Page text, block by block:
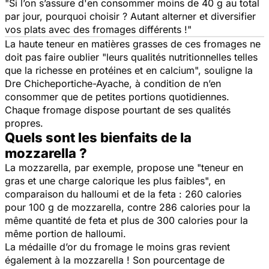
"Si l’on s’assure d'en consommer moins de 40 g au total
par jour, pourquoi choisir ? Autant alterner et diversifier
vos plats avec des fromages différents !"
La haute teneur en matières grasses de ces fromages ne
doit pas faire oublier "leurs qualités nutritionnelles telles
que la richesse en protéines et en calcium", souligne la
Dre Chicheportiche-Ayache, à condition de n’en
consommer que de petites portions quotidiennes.
Chaque fromage dispose pourtant de ses qualités
propres.
Quels sont les bienfaits de la
mozzarella ?
La mozzarella, par exemple, propose une "teneur en
gras et une charge calorique les plus faibles", en
comparaison du halloumi et de la feta : 260 calories
pour 100 g de mozzarella, contre 286 calories pour la
même quantité de feta et plus de 300 calories pour la
même portion de halloumi.
La médaille d’or du fromage le moins gras revient
également à la mozzarella ! Son pourcentage de